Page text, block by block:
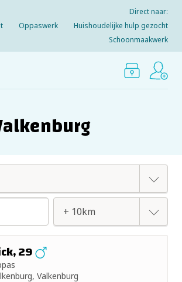
Direct naar:
Oppaswerk
Huishoudelijke hulp gezocht
Schoonmaakwerk
hulp + 2km
29
Valkenburg